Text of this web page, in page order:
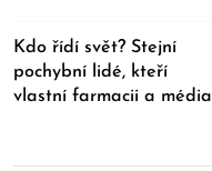
Kdo řídí svět? Stejní
pochybní lidé, kteří
vlastní farmacii a média